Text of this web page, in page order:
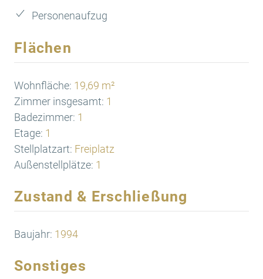
Personenaufzug
Flächen
Wohnfläche: 19,69 m²
Zimmer insgesamt: 1
Badezimmer: 1
Etage: 1
Stellplatzart: Freiplatz
Außenstellplätze: 1
Zustand & Erschließung
Baujahr: 1994
Sonstiges